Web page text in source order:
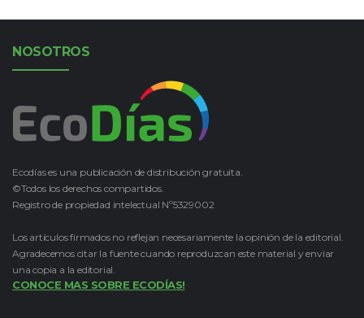
NOSOTROS
Ecodías es una publicación de distribución gratuita.
©Todos los derechos compartidos.
Registro de propiedad intelectual Nº5329002
Los artículos firmados no reflejan necesariamente la opinión de la editorial.
Agradecemos citar la fuente cuando reproduzcan este material y enviar
una copia a la editorial.
CONOCE MAS SOBRE ECODÍAS!